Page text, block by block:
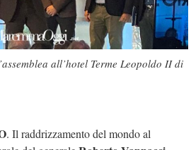
all’hotel Terme Leopoldo II di
. Il raddrizzamento del mondo al